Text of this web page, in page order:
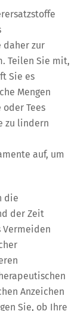
daher zur
Teilen Sie mit,
Sie es
Mengen
Tees
zu lindern
auf, um
die
der Zeit
Vermeiden
Anzeichen
Sie, ob Ihre